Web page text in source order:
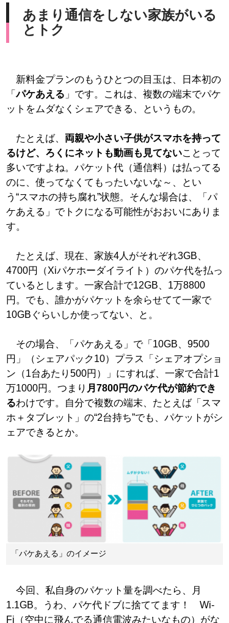
あまり通信をしない家族がいる
とトク
新料金プランのもうひとつの目玉は、日本初の
「パケあえる 」です。これは、複数の端末でパケ
ットをムダなくシェアできる、というもの。
たとえば、 両親や小さい子供がスマホを持って
るけど、ろくにネットも動画も見てないことって
多いですよね。パケット代（通信料）は払ってる
のに、使ってなくてもったいないな～、とい
う“スマホの持ち腐れ”状態。そんな場合は、「パ
ケあえる」でトクになる可能性がおおいにありま
す。
たとえば、現在、家族4人がそれぞれ3GB、
4700円（Xiパケホーダイライト）のパケ代を払っ
ているとします。一家合計で12GB、1万8800
円。でも、誰かがパケットを余らせてて一家で
10GBぐらいしか使ってない、と。
その場合、「パケあえる」で「10GB、9500
円」（シェアパック10）プラス「シェアオプショ
ン（1台あたり500円）」にすれば、一家で合計1
万1000円。つまり 月7800円のパケ代が節約でき
るわけです。自分で複数の端末、たとえば「スマ
ホ＋タブレット」の“2台持ち”でも、パケットがシ
ェアできるとか。
「パケあえる」のイメージ
今回、私自身のパケット量を調べたら、月
1.1GB。うわ、パケ代ドブに捨ててます！ Wi-
Fi（空中に飛んでる通信電波みたいなもの）がな